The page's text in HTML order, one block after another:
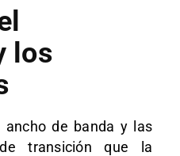
los
de banda y las
transición que la